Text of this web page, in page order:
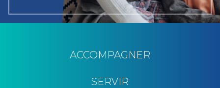
ACCOMPAGNER
SERVIR